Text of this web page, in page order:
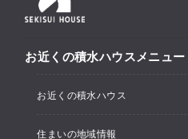
お近くの積水ハウスメニュー
お近くの積水ハウス
住まいの地域情報